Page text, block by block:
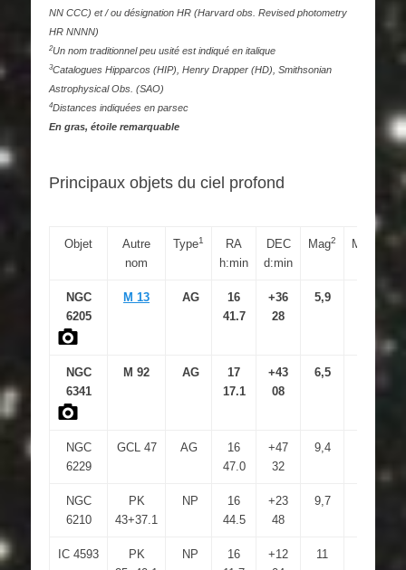
NN CCC) et / ou désignation HR (Harvard obs. Revised photometry
HR NNNN)
2Un nom traditionnel peu usité est indiqué en italique
3Catalogues Hipparcos (HIP), Henry Drapper (HD), Smithsonian
Astrophysical Obs. (SAO)
4Distances indiquées en parsec
En gras, étoile remarquable
Principaux objets du ciel profond
Objet
Autre
nom
Type1
RA
h:min
DEC
d:min
Mag2 M.S
NGC
6205
M 13 AG
16
41.7
+36
28
5,9
NGC
6341
M 92 AG
17
17.1
+43
08
6,5
NGC
6229
GCL 47 AG
16
47.0
+47
32
9,4
NGC
6210
PK
43+37.1
NP
16
44.5
+23
48
9,7
IC 4593
PK
NP
16
+12
11